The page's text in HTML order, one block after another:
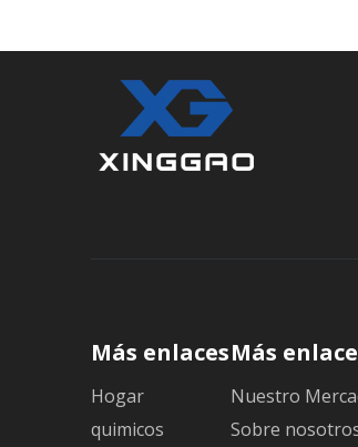
Más enlaces
Hogar
quimicos
Más
Nuestro
Sobre